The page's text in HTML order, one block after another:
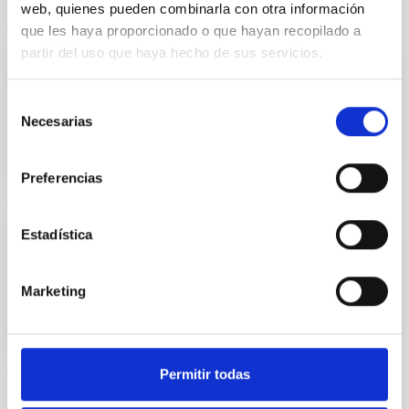
web, quienes pueden combinarla con otra información
que les haya proporcionado o que hayan recopilado a
partir del uso que haya hecho de sus servicios.
Necesarias
Preferencias
Estadística
Marketing
Permitir todas
INSTALACIÓN
ORM SCIntillation Detection And Ranging